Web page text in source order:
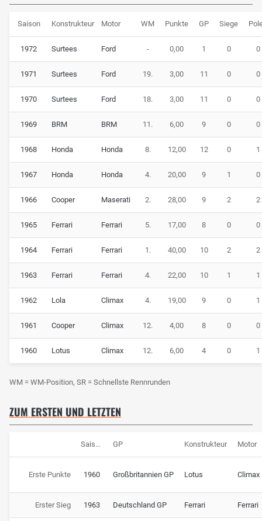
Saison Konstrukteur Motor WM Punkte GP Siege
1972 Surtees Ford - 0,00 1 0 0
1971 Surtees Ford 19. 3,00 11 0 0
1970 Surtees Ford 18. 3,00 11 0 0
1969 BRM BRM 11. 6,00 9 0 0
1968 Honda Honda 8. 12,00 12 0 1
1967 Honda Honda 4. 20,00 9 1 0
1966 Cooper Maserati 2. 28,00 9 2 2
1965 Ferrari Ferrari 5. 17,00 8 0 0
1964 Ferrari Ferrari 1. 40,00 10 2 2
1963 Ferrari Ferrari 4. 22,00 10 1 1
1962 Lola Climax 4. 19,00 9 0 1
1961 Cooper Climax 12. 4,00 8 0 0
1960 Lotus Climax 12. 6,00 4 0 1
WM = WM-Position, SR = Schnellste Rennrunden
ZUM ERSTEN UND LETZTEN
Saison GP Konstrukteur Motor
Erste Punkte 1960 Großbritannien GP Lotus Climax
Erster Sieg 1963 Deutschland GP Ferrari Ferrari